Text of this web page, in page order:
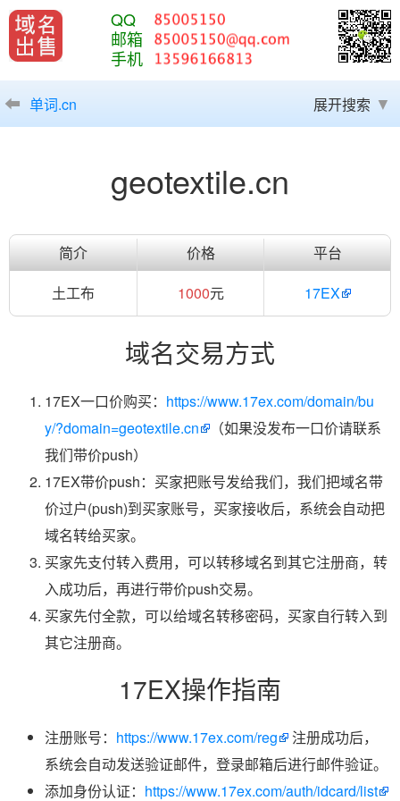
QQ
邮箱
手机
单词.cn 展开搜索
geotextile.cn
简介 价格
平台
土工布
1000元 17EX
域名交易方式
17EX一口价购买： https://www.17ex.com/domain/bu
y/?domain=geotextile.cn
（如果没发布一口价请联系
我们带价push）
17EX带价push：买家把账号发给我们，我们把域名带
价过户(push)到买家账号，买家接收后，系统会自动把
域名转给买家。
买家先支付转入费用，可以转移域名到其它注册商，转
入成功后，再进行带价push交易。
买家先付全款，可以给域名转移密码，买家自行转入到
其它注册商。
17EX操作指南
注册账号： https://www.17ex.com/reg
注册成功后，
系统会自动发送验证邮件，登录邮箱后进行邮件验证。
添加身份认证： https://www.17ex.com/auth/idcard/list